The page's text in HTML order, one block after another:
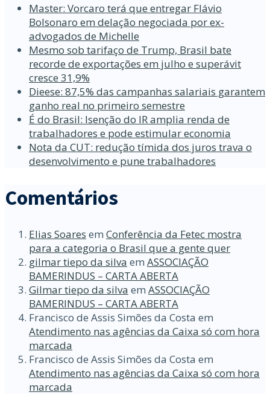
Master: Vorcaro terá que entregar Flávio
Bolsonaro em delação negociada por ex-
advogados de Michelle
Mesmo sob tarifaço de Trump, Brasil bate
recorde de exportações em julho e superávit
cresce 31,9%
Dieese: 87,5% das campanhas salariais garantem
ganho real no primeiro semestre
É do Brasil: Isenção do IR amplia renda de
trabalhadores e pode estimular economia
Nota da CUT: redução tímida dos juros trava o
desenvolvimento e pune trabalhadores
Comentários
Elias Soares em Conferência da Fetec mostra
para a categoria o Brasil que a gente quer
gilmar tiepo da silva em ASSOCIAÇÃO
BAMERINDUS – CARTA ABERTA
Gilmar tiepo da silva em ASSOCIAÇÃO
BAMERINDUS – CARTA ABERTA
Francisco de Assis Simões da Costa em
Atendimento nas agências da Caixa só com hora
marcada
Francisco de Assis Simões da Costa em
Atendimento nas agências da Caixa só com hora
marcada